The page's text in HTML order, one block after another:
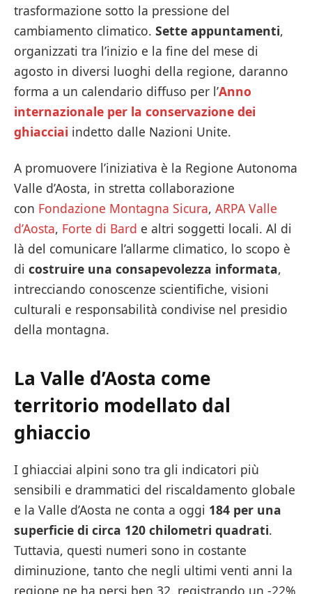
trasformazione sotto la pressione del
cambiamento climatico. Sette appuntamenti,
organizzati tra l’inizio e la fine del mese di
agosto in diversi luoghi della regione, daranno
forma a un calendario diffuso per l’Anno
internazionale per la conservazione dei
ghiacciai indetto dalle Nazioni Unite.
A promuovere l’iniziativa è la Regione Autonoma
Valle d’Aosta, in stretta collaborazione
con Fondazione Montagna Sicura, ARPA Valle
d’Aosta, Forte di Bard e altri soggetti locali. Al di
là del comunicare l’allarme climatico, lo scopo è
di costruire una consapevolezza informata,
intrecciando conoscenze scientifiche, visioni
culturali e responsabilità condivise nel presidio
della montagna.
La Valle d’Aosta come
territorio modellato dal
ghiaccio
I ghiacciai alpini sono tra gli indicatori più
sensibili e drammatici del riscaldamento globale
e la Valle d’Aosta ne conta a oggi 184 per una
superficie di circa 120 chilometri quadrati.
Tuttavia, questi numeri sono in costante
diminuzione, tanto che negli ultimi venti anni la